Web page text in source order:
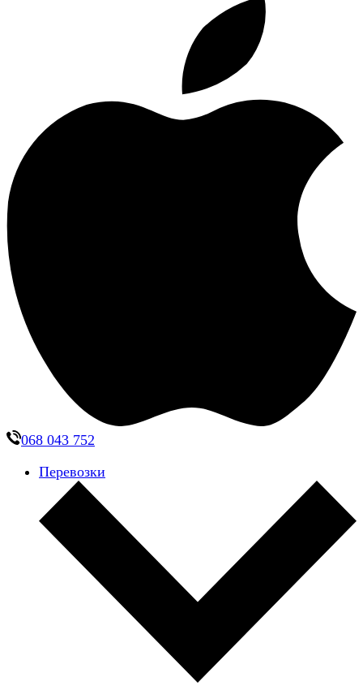
068 043 752
Перевозки